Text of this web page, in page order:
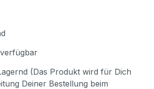
(Das Produkt wird für Dich
Deiner Bestellung beim